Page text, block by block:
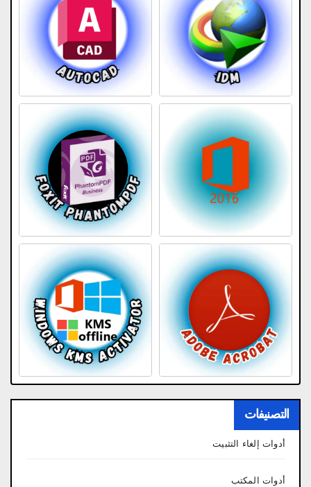
التصنيفات
أدوات إلغاء التثبيت
أدوات المكتب